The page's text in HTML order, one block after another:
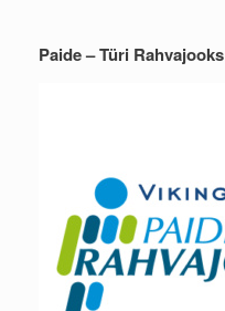
Paide – Türi Rahvajooks